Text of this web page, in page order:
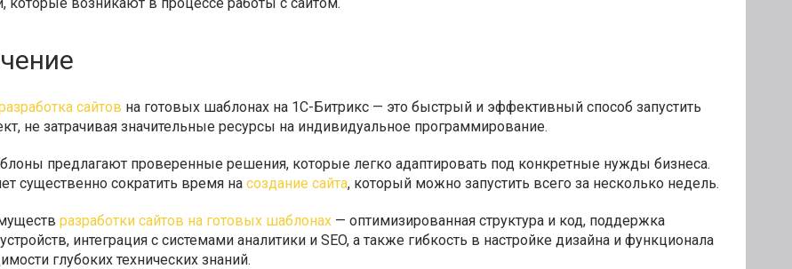
сайтов на готовых шаблонах на 1С-Битрикс — это быстрый и эффективный способ запустить
не затрачивая значительные ресурсы на индивидуальное программирование.
предлагают проверенные решения, которые легко адаптировать под конкретные нужды бизнеса.
существенно сократить время на создание сайта, который можно запустить всего за несколько недель.
разработки сайтов на готовых шаблонах — оптимизированная структура и код, поддержка
интеграция с системами аналитики и SEO, а также гибкость в настройке дизайна и функционала
глубоких технических знаний.